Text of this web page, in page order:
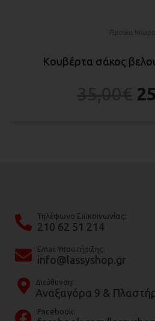
Προίκα
Κουβέρτα σάκος
Tηλέφωνο Επικοινωνίας:
210 62 51 214
Email Υποστήριξης:
info@lassyshop.gr
Διεύθυνση:
Αναξαγόρα 9 &
Facebook: